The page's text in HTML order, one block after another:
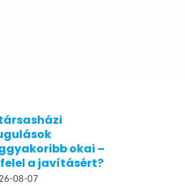
okai –
a javításért?
08-07